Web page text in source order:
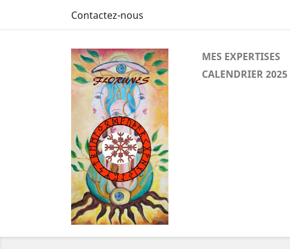
Contactez-nous
MES EXPERTISES
CALENDRIER 2025